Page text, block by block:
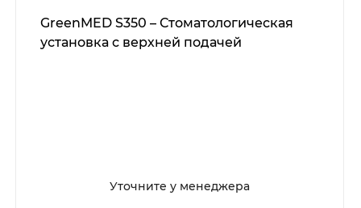
GreenMED S350 – Стоматологическая
установка с верхней подачей
Уточните у менеджера